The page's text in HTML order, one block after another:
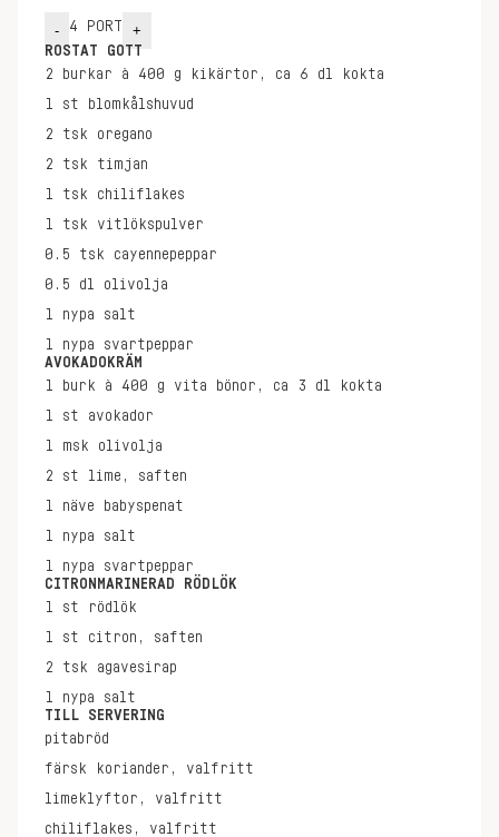
- 4 PORT +
ROSTAT GOTT
2
burkar à 400 g
kikärtor, ca 6 dl kokta
1 st
blomkålshuvud
2 tsk
oregano
2 tsk
timjan
1 tsk
chiliflakes
1 tsk
vitlökspulver
0.5 tsk
cayennepeppar
0.5 dl
olivolja
1 nypa
salt
1 nypa
svartpeppar
AVOKADOKRÄM
1
burk à 400 g
vita bönor, ca 3 dl kokta
1 st
avokador
1 msk
olivolja
2 st
lime, saften
1 näve
babyspenat
1 nypa
salt
1 nypa
svartpeppar
CITRONMARINERAD RÖDLÖK
1 st
rödlök
1 st
citron, saften
2 tsk
agavesirap
1 nypa
salt
TILL SERVERING
pitabröd
färsk koriander, valfritt
limeklyftor, valfritt
chiliflakes, valfritt